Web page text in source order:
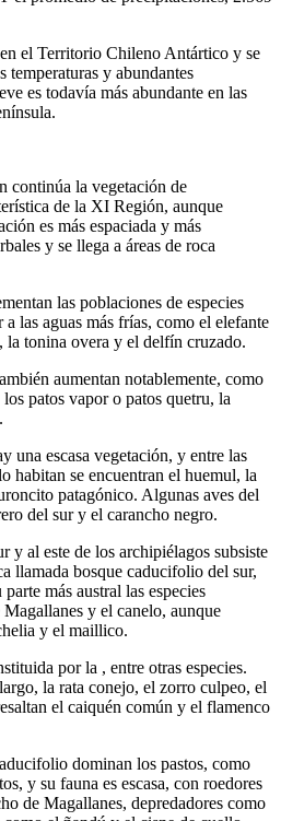
el Territorio Chileno Antártico y se
temperaturas y abundantes
es todavía más abundante en las
continúa la vegetación de
de la XI Región, aunque
es más espaciada y más
y se llega a áreas de roca
las poblaciones de especies
las aguas más frías, como el elefante
tonina overa y el delfín cruzado.
aumentan notablemente, como
patos vapor o patos quetru, la
una escasa vegetación, y entre las
habitan se encuentran el huemul, la
patagónico. Algunas aves del
del sur y el carancho negro.
y al este de los archipiélagos subsiste
llamada bosque caducifolio del sur,
más austral las especies
y el canelo, aunque
y el maillico.
por la , entre otras especies.
la rata conejo, el zorro culpeo, el
el caiquén común y el flamenco
dominan los pastos, como
y su fauna es escasa, con roedores
de Magallanes, depredadores como